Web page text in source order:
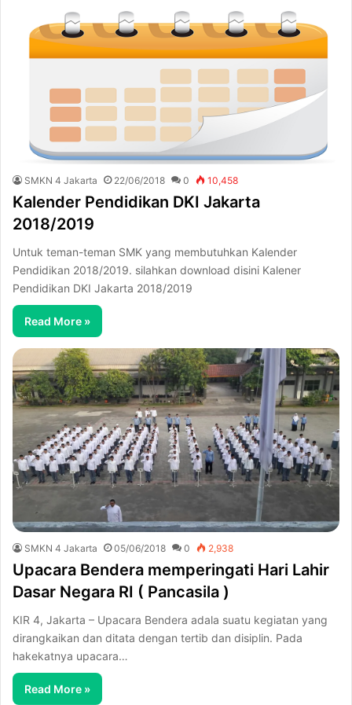
SMKN 4 Jakarta 22/06/2018 0 10,458
Kalender Pendidikan DKI Jakarta
2018/2019
Untuk teman-teman SMK yang membutuhkan Kalender
Pendidikan 2018/2019. silahkan download disini Kalener
Pendidikan DKI Jakarta 2018/2019
Read More »
SMKN 4 Jakarta 05/06/2018 0 2,938
Upacara Bendera memperingati Hari Lahir
Dasar Negara RI ( Pancasila )
KIR 4, Jakarta – Upacara Bendera adala suatu kegiatan yang
dirangkaikan dan ditata dengan tertib dan disiplin. Pada
hakekatnya upacara…
Read More »